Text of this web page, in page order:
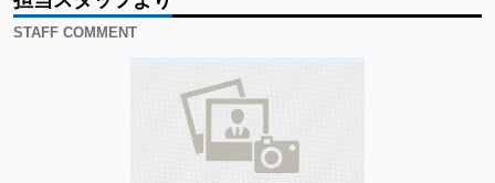
STAFF COMMENT